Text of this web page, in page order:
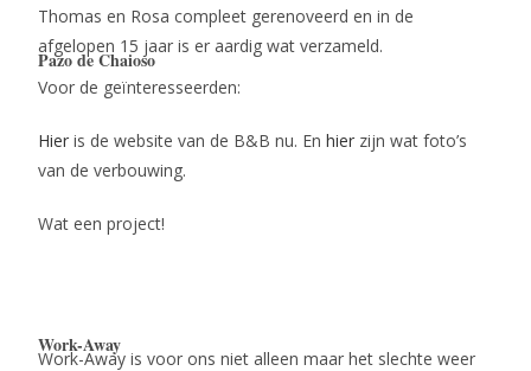
Thomas en Rosa compleet gerenoveerd en in de
afgelopen 15 jaar is er aardig wat verzameld.
Pazo de Chaioso
Voor de geïnteresseerden:
Hier is de website van de B&B nu. Enhier zijn wat foto’s
van de verbouwing.
Wat een project!
Work-Away
Work-Away is voor ons niet alleen maar het slechte weer